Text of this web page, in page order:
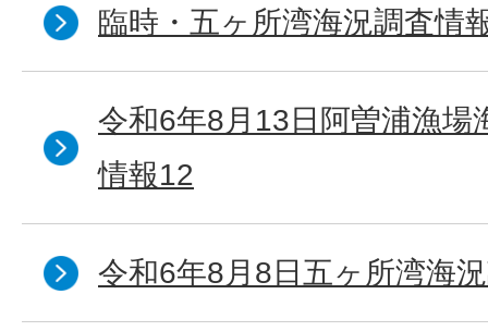
臨時・五ヶ所湾海況調査情
令和6年8月13日阿曽浦漁場
情報12
令和6年8月8日五ヶ所湾海